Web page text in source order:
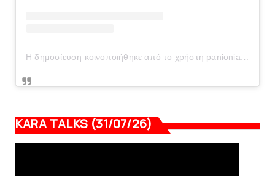
Η δημοσίευση κοινοποιήθηκε από το χρήστη panionianea.gr (@panionianea.gr)
KARA TALKS (31/07/26)